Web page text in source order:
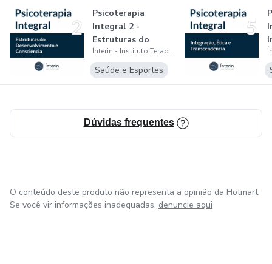
Psicoterapia
Integral 2 -
Estruturas do
Desenvolvimento e
Co...
Ínterin - Instituto Terapêutico Integral
Saúde e Esportes
Dúvidas frequentes
O conteúdo deste produto não representa a opinião da Hotmart.
Se você vir informações inadequadas, denuncie aqui